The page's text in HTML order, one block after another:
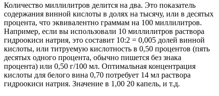
Количество миллилитров делится на два. Это показатель
содержания винной кислоты в долях на тысячу, или в десятых
процента, что эквивалентно граммам на 100 миллилитров.
Например, если вы использовали 10 миллилитров раствора
гидроокиси натрия, это составит 10:2 = 0,005 долей винной
кислоты, или титруемую кислотность в 0,50 процентов (пять
десятых одного процента, обычно пишется без знака
процента) или 0,50 г/100 мл. Оптимальная концентрация
кислоты для белого вина 0,70 потребует 14 мл раствора
гидроокиси натрия. Значение в 1,00 20 капель, и т.д.